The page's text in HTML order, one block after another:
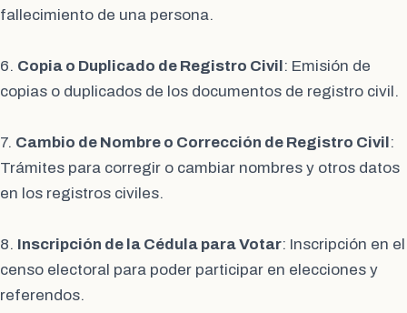
fallecimiento de una persona.
6. Copia o Duplicado de Registro Civil : Emisión de
copias o duplicados de los documentos de registro civil.
7. Cambio de Nombre o Corrección de Registro Civil :
Trámites para corregir o cambiar nombres y otros datos
en los registros civiles.
8. Inscripción de la Cédula para Votar: Inscripción en el
censo electoral para poder participar en elecciones y
referendos.